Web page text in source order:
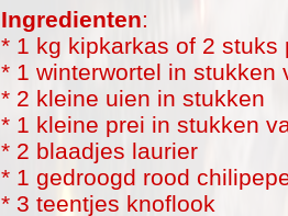
Ingredienten:
* 1 kg kipkarkas of 2 stuks
* 1 winterwortel in stukken
* 2 kleine uien in stukken
* 1 kleine prei in stukken
* 2 blaadjes laurier
* 1 gedroogd rood
* 3 teentjes knoflook